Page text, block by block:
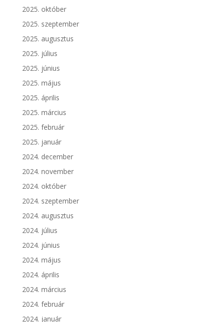
2025. október
2025. szeptember
2025. augusztus
2025. július
2025. június
2025. május
2025. április
2025. március
2025. február
2025. január
2024. december
2024. november
2024. október
2024. szeptember
2024. augusztus
2024. július
2024. június
2024. május
2024. április
2024. március
2024. február
2024. január